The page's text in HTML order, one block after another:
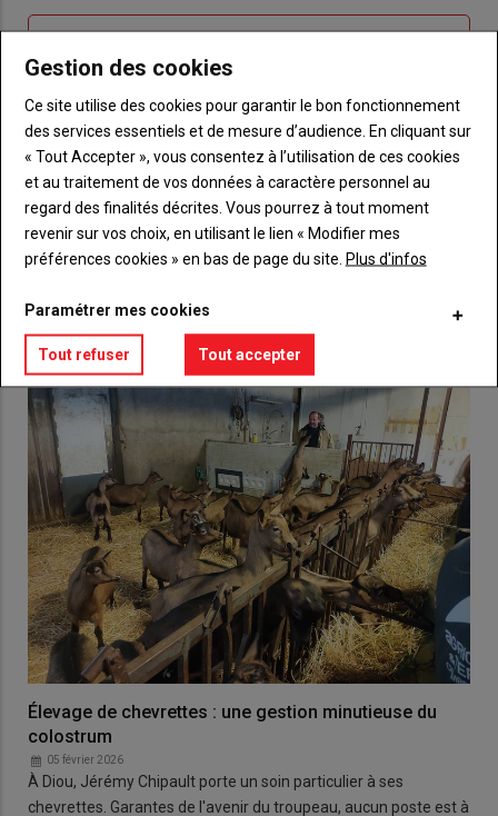
titre
TITRE CRÉEZ UN COMPTE
BodyChoisissez votre formule et créez votre
compte pour accéder à tout {nom-site}.
Lien Créez un compte
Élevage de chevrettes : une gestion minutieuse du
colostrum
05 février 2026
À Diou, Jérémy Chipault porte un soin particulier à ses
chevrettes. Garantes de l'avenir du troupeau, aucun poste est à
Gestion des cookies
Ce site utilise des cookies pour garantir le bon fonctionnement
des services essentiels et de mesure d’audience. En cliquant sur
« Tout Accepter », vous consentez à l’utilisation de ces cookies
et au traitement de vos données à caractère personnel au
regard des finalités décrites. Vous pourrez à tout moment
revenir sur vos choix, en utilisant le lien « Modifier mes
préférences cookies » en bas de page du site. Plus d'infos
Paramétrer mes cookies
Tout refuser Tout accepter